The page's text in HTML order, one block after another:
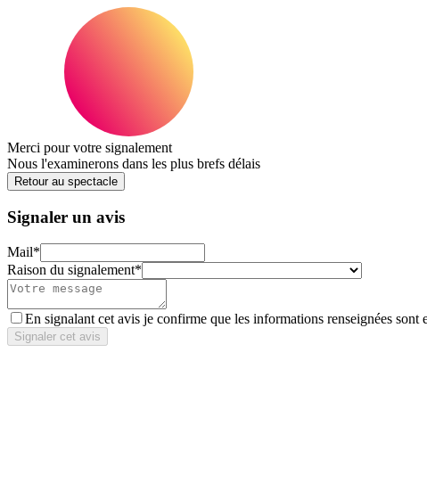
Merci pour votre signalement
Nous l'examinerons dans les plus brefs délais
Retour au spectacle
Signaler un avis
Mail*
Raison du signalement*
En signalant cet avis je confirme que les informations renseignées sont
Signaler cet avis